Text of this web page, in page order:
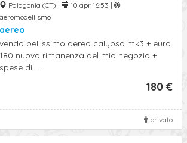
Palagonia (CT) |
10 apr 16:53 |
aeromodellismo
aereo
vendo bellissimo aereo calypso mk3 + euro
180 nuovo rimanenza del mio negozio +
spese di ...
180 €
privato